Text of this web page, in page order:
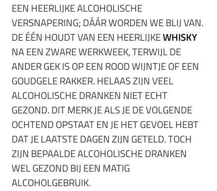
EEN HEERLIJKE ALCOHOLISCHE
VERSNAPERING; DÁÁR WORDEN WE BLIJ VAN.
DE ÉÉN HOUDT VAN EEN HEERLIJKEWHISKY
NA EEN ZWARE WERKWEEK, TERWIJL DE
ANDER GEK IS OP EEN ROOD WIJNTJE OF EEN
GOUDGELE RAKKER. HELAAS ZIJN VEEL
ALCOHOLISCHE DRANKEN NIET ECHT
GEZOND. DIT MERK JE ALS JE DE VOLGENDE
OCHTEND OPSTAAT EN JE HET GEVOEL HEBT
DAT JE LAATSTE DAGEN ZIJN GETELD. TOCH
ZIJN BEPAALDE ALCOHOLISCHE DRANKEN
WEL GEZOND BIJ EEN MATIG
ALCOHOLGEBRUIK.